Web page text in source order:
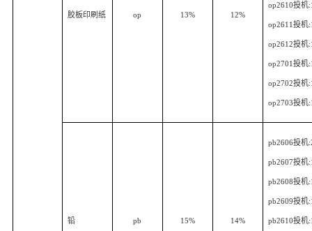
胶板印刷纸 op 13% 12%
op2610投机
op2611投机
op2612投机
op2701投机
op2702投机
op2703投机
铅 pb 15% 14%
pb2606投机
pb2607投机
pb2608投机
pb2609投机
pb2610投机